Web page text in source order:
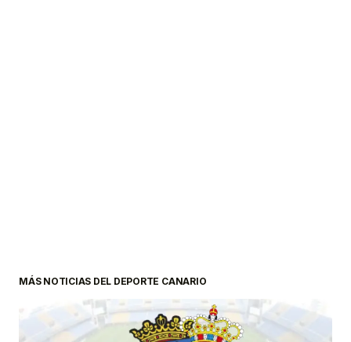
MÁS NOTICIAS DEL DEPORTE CANARIO